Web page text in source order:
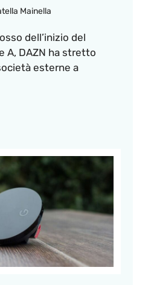
Mainella
dell’inizio del
A, DAZN ha stretto
esterne a